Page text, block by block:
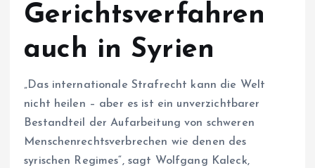
Gerichtsverfahren
auch in Syrien
„Das internationale Strafrecht kann die Welt
nicht heilen – aber es ist ein unverzichtbarer
Bestandteil der Aufarbeitung von schweren
Menschenrechtsverbrechen wie denen des
syrischen Regimes“, sagt Wolfgang Kaleck,